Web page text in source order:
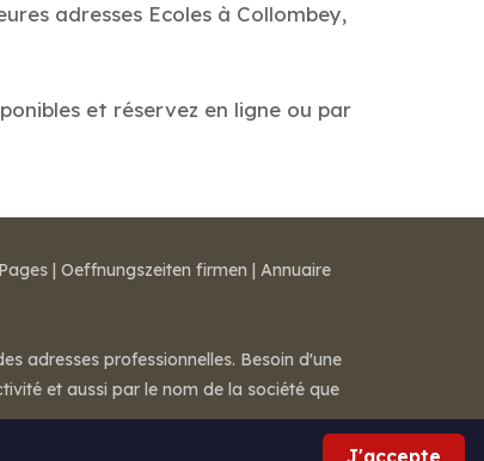
adresses Ecoles à Collombey,
et réservez en ligne ou par
J'accepte
| Oeffnungszeiten firmen | Annuaire
adresses professionnelles. Besoin d'une
et aussi par le nom de la société que